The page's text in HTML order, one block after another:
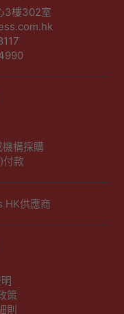
3樓302室
機構採購
付款
HK供應商
策
則